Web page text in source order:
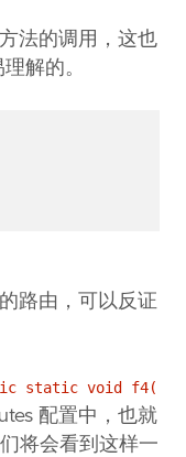
法的调用，这也
解的。
路由，可以反证
static void f4(
配置中，也就
将会看到这样一